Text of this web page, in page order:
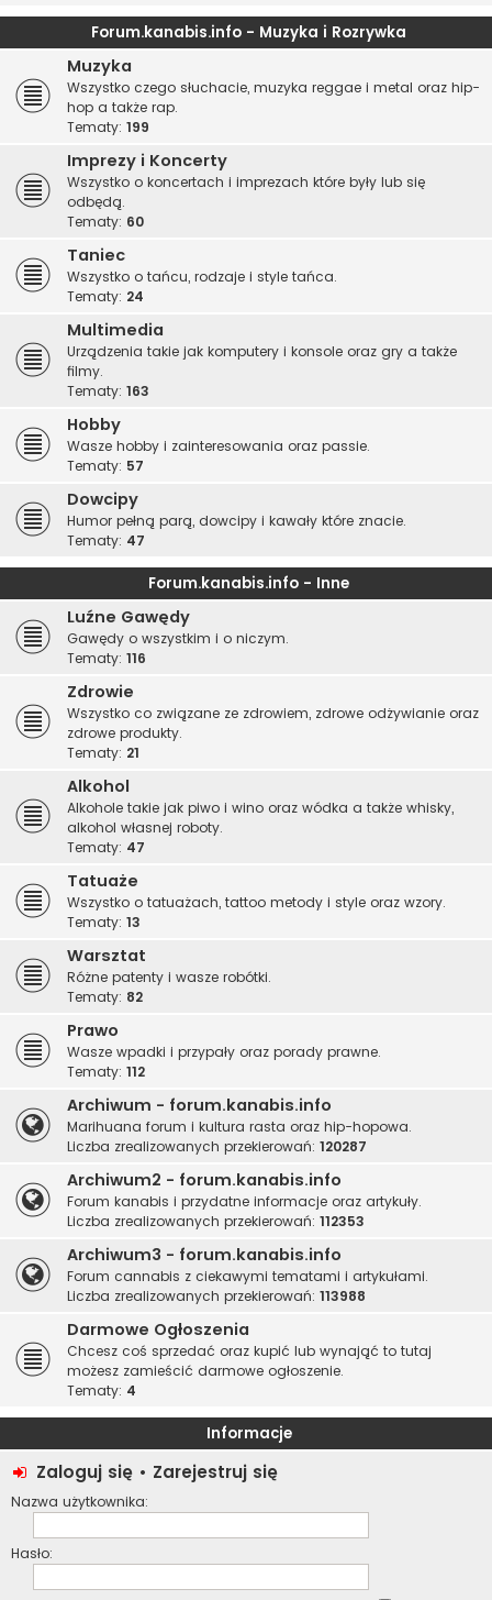
Forum.kanabis.info - Muzyka i Rozrywka
Muzyka
Wszystko czego słuchacie, muzyka reggae i metal oraz hip-
hop a także rap.
Tematy: 199
Imprezy i Koncerty
Wszystko o koncertach i imprezach które były lub się
odbędą.
Tematy: 60
Taniec
Wszystko o tańcu, rodzaje i style tańca.
Tematy: 24
Multimedia
Urządzenia takie jak komputery i konsole oraz gry a także
filmy.
Tematy: 163
Hobby
Wasze hobby i zainteresowania oraz passie.
Tematy: 57
Dowcipy
Humor pełną parą, dowcipy i kawały które znacie.
Tematy: 47
Forum.kanabis.info - Inne
Luźne Gawędy
Gawędy o wszystkim i o niczym.
Tematy: 116
Zdrowie
Wszystko co związane ze zdrowiem, zdrowe odżywianie oraz
zdrowe produkty.
Tematy: 21
Alkohol
Alkohole takie jak piwo i wino oraz wódka a także whisky,
alkohol własnej roboty.
Tematy: 47
Tatuaże
Wszystko o tatuażach, tattoo metody i style oraz wzory.
Tematy: 13
Warsztat
Różne patenty i wasze robótki.
Tematy: 82
Prawo
Wasze wpadki i przypały oraz porady prawne.
Tematy: 112
Archiwum - forum.kanabis.info
Marihuana forum i kultura rasta oraz hip-hopowa.
Liczba zrealizowanych przekierowań: 120287
Archiwum2 - forum.kanabis.info
Forum kanabis i przydatne informacje oraz artykuły.
Liczba zrealizowanych przekierowań: 112353
Archiwum3 - forum.kanabis.info
Forum cannabis z ciekawymi tematami i artykułami.
Liczba zrealizowanych przekierowań: 113988
Darmowe Ogłoszenia
Chcesz coś sprzedać oraz kupić lub wynająć to tutaj
możesz zamieścić darmowe ogłoszenie.
Tematy: 4
Informacje
Zaloguj się • Zarejestruj się
Nazwa użytkownika:
Hasło: